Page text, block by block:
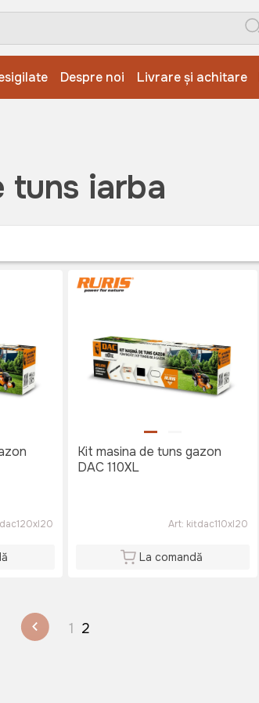
Despre noi Livrare și achitare
tuns iarba
Kit masina de tuns gazon
DAC 110XL
Art: kitdac110xl20
La comandă
1 2